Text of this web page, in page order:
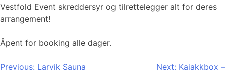
Vestfold Event skreddersyr og tilrettelegger alt for deres
arrangement!
Åpent for booking alle dager.
Previous: Larvik Sauna Next: Kajakkbox –